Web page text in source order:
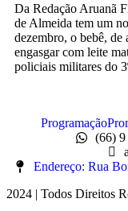
Da Redação Aruanã
de Almeida tem um
dezembro, o bebê, de
engasgar com leite
policiais militares do
Programação
(66) 9
Endereço: Rua
2024 | Todos Direitos